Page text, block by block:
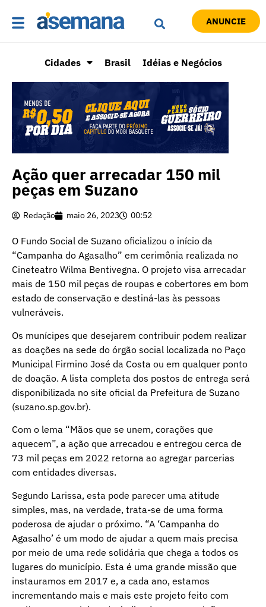
ANUNCIE
Cidades Brasil Idéias e Negócios
Ação quer arrecadar 150 mil
peças em Suzano
Redação maio 26, 2023 00:52
O Fundo Social de Suzano oficializou o início da
“Campanha do Agasalho” em cerimônia realizada no
Cineteatro Wilma Bentivegna. O projeto visa arrecadar
mais de 150 mil peças de roupas e cobertores em bom
estado de conservação e destiná-las às pessoas
vulneráveis.
Os munícipes que desejarem contribuir podem realizar
as doações na sede do órgão social localizada no Paço
Municipal Firmino José da Costa ou em qualquer ponto
de doação. A lista completa dos postos de entrega será
disponibilizada no site oficial da Prefeitura de Suzano
(suzano.sp.gov.br).
Com o lema “Mãos que se unem, corações que
aquecem”, a ação que arrecadou e entregou cerca de
73 mil peças em 2022 retorna ao agregar parcerias
com entidades diversas.
Segundo Larissa, esta pode parecer uma atitude
simples, mas, na verdade, trata-se de uma forma
poderosa de ajudar o próximo. “A ‘Campanha do
Agasalho’ é um modo de ajudar a quem mais precisa
por meio de uma rede solidária que chega a todos os
lugares do município. Esta é uma grande missão que
instauramos em 2017 e, a cada ano, estamos
incrementando mais e mais este projeto feito com